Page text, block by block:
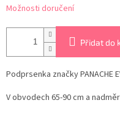
Možnosti doručení
Přidat do
Podprsenka značky PANACHE
V obvodech 65-90 cm a